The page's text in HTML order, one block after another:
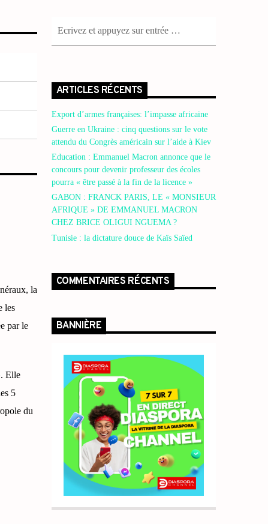
la
les
par le
Elle
5
du
ARTICLES RÉCENTS
Export d’armes françaises: l’impasse africaine
Guerre en Ukraine : cinq questions sur le vote
attendu du Congrès américain sur l’aide à Kiev
Education : Emmanuel Macron annonce que le
concours pour devenir professeur des écoles
pourra « être passé à la fin de la licence »
GABON : FRANCK PARIS, LE « MONSIEUR
AFRIQUE » DE EMMANUEL MACRON
CHEZ BRICE OLIGUI NGUEMA ?
Tunisie : la dictature douce de Kaïs Saïed
COMMENTAIRES RÉCENTS
BANNIÈRE